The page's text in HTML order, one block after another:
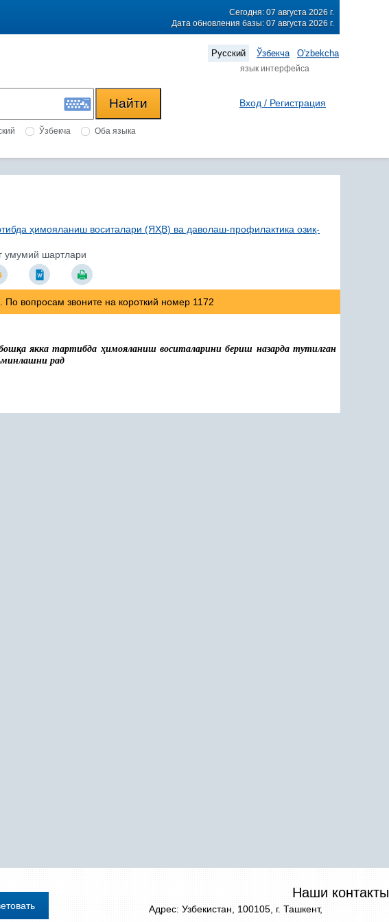
Сегодня: 07 августа 2026 г.
Дата обновления базы: 07 августа 2026 г.
Русский Ўзбекча O'zbekcha
язык интерфейса
Ўзбекча Оба языка
Вход / Регистрация
ҳимояланиш воситалари (ЯҲВ) ва даволаш-профилактика озиқ-
умумий шартлари
. По вопросам звоните на короткий номер 1172
қа якка тартибда ҳимояланиш воситаларини бериш назарда тутилган
рад
Наши контакты
Адрес: Узбекистан, 100105, г. Ташкент,